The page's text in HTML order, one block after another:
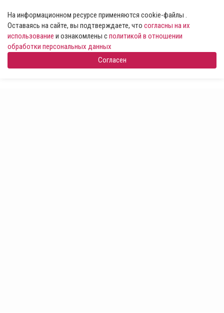
На информационном ресурсе применяются cookie-файлы .
Оставаясь на сайте, вы подтверждаете, что согласны на их
использование и ознакомлены сполитикой в отношении
обработки персональных данных
Согласен